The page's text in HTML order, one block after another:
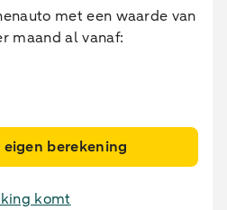
met een waarde van
maand al vanaf:
berekening
komt